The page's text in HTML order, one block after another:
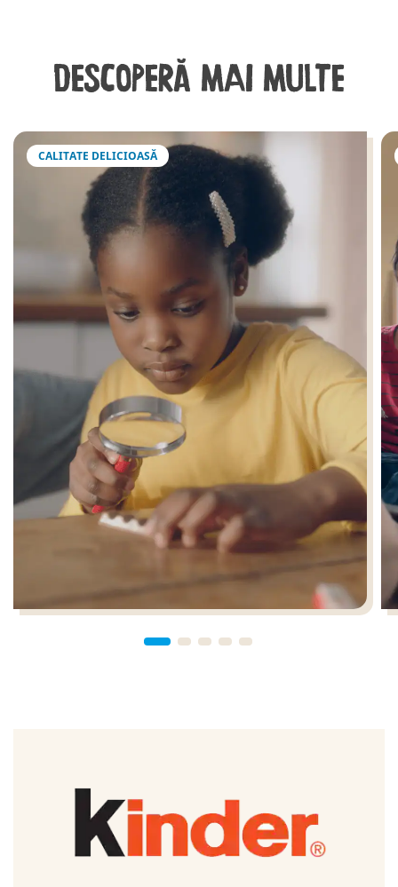
DESCOPERĂ MAI MULTE
CALITATE DELICIOASĂ